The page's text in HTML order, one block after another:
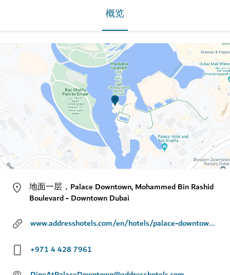
概览
地面一层，Palace Downtown, Mohammed Bin Rashid
Boulevard - Downtown Dubai
www.addresshotels.com/en/hotels/palace-downtown/dining/ewaan
+971 4 428 7961